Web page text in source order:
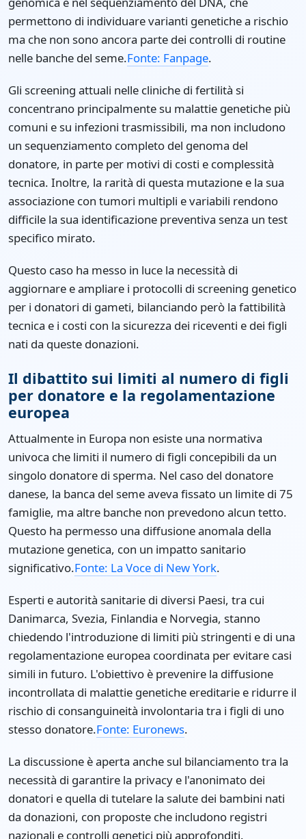
permettono di individuare varianti genetiche a rischio
ma che non sono ancora parte dei controlli di routine
nelle banche del seme.Fonte: Fanpage.
Gli screening attuali nelle cliniche di fertilità si
concentrano principalmente su malattie genetiche più
comuni e su infezioni trasmissibili, ma non includono
un sequenziamento completo del genoma del
donatore, in parte per motivi di costi e complessità
tecnica. Inoltre, la rarità di questa mutazione e la sua
associazione con tumori multipli e variabili rendono
difficile la sua identificazione preventiva senza un test
specifico mirato.
Questo caso ha messo in luce la necessità di
aggiornare e ampliare i protocolli di screening genetico
per i donatori di gameti, bilanciando però la fattibilità
tecnica e i costi con la sicurezza dei riceventi e dei figli
nati da queste donazioni.
Il dibattito sui limiti al numero di figli
per donatore e la regolamentazione
europea
Attualmente in Europa non esiste una normativa
univoca che limiti il numero di figli concepibili da un
singolo donatore di sperma. Nel caso del donatore
danese, la banca del seme aveva fissato un limite di 75
famiglie, ma altre banche non prevedono alcun tetto.
Questo ha permesso una diffusione anomala della
mutazione genetica, con un impatto sanitario
significativo.Fonte: La Voce di New York.
Esperti e autorità sanitarie di diversi Paesi, tra cui
Danimarca, Svezia, Finlandia e Norvegia, stanno
chiedendo l'introduzione di limiti più stringenti e di una
regolamentazione europea coordinata per evitare casi
simili in futuro. L'obiettivo è prevenire la diffusione
incontrollata di malattie genetiche ereditarie e ridurre il
rischio di consanguineità involontaria tra i figli di uno
stesso donatore.Fonte: Euronews.
La discussione è aperta anche sul bilanciamento tra la
necessità di garantire la privacy e l'anonimato dei
donatori e quella di tutelare la salute dei bambini nati
da donazioni, con proposte che includono registri
nazionali e controlli genetici più approfonditi.